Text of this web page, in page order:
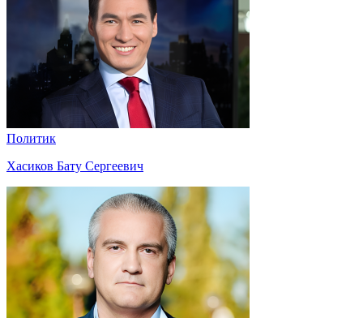
Политик
Хасиков Бату Сергеевич